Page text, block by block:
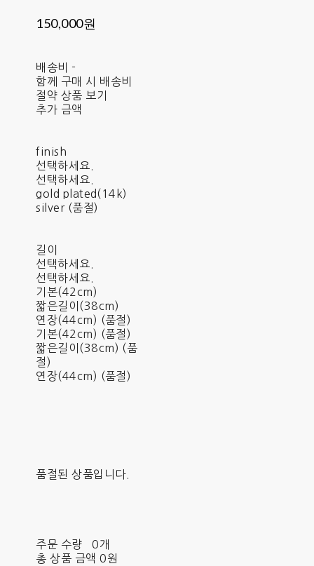
150,000원
배송비 -
함께 구매 시 배송비
절약 상품 보기
추가 금액
finish
선택하세요.
선택하세요.
gold plated(14k)
silver (품절)
길이
선택하세요.
선택하세요.
기본(42cm)
짧은길이(38cm)
연장(44cm) (품절)
기본(42cm) (품절)
짧은길이(38cm) (품
절)
연장(44cm) (품절)
품절된 상품입니다.
주문 수량
0개
총 상품 금액 0원